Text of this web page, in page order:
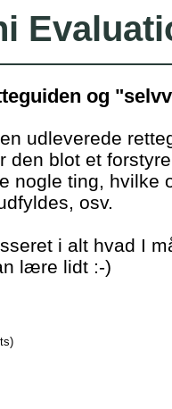
og
udleverede
den blot et
nogle ting, hvilke
osv.
i alt hvad I
lære lidt :-)